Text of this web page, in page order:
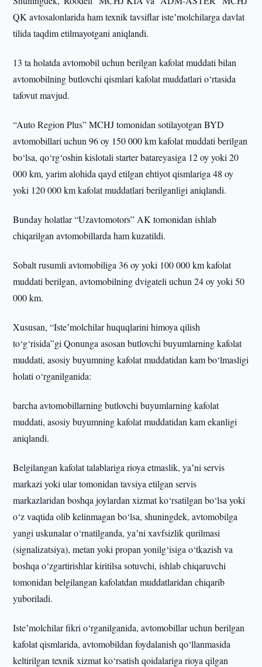
QK avtosalonlarida ham texnik tavsiflar isteʼmolchilarga davlat
tilida taqdim etilmayotgani aniqlandi.
13 ta holatda avtomobil uchun berilgan kafolat muddati bilan
avtomobilning butlovchi qismlari kafolat muddatlari o‘rtasida
tafovut mavjud.
“Auto Region Plus” MCHJ tomonidan sotilayotgan BYD
avtomobillari uchun 96 oy 150 000 km kafolat muddati berilgan
bo‘lsa, qo‘rg‘oshin kislotali starter batareyasiga 12 oy yoki 20
000 km, yarim alohida qayd etilgan ehtiyot qismlariga 48 oy
yoki 120 000 km kafolat muddatlari berilganligi aniqlandi.
Bunday holatlar “Uzavtomotors” AK tomonidan ishlab
chiqarilgan avtomobillarda ham kuzatildi.
Sobalt rusumli avtomobiliga 36 oy yoki 100 000 km kafolat
muddati berilgan, avtomobilning dvigateli uchun 24 oy yoki 50
000 km.
Xususan, “Isteʼmolchilar huquqlarini himoya qilish
to‘g‘risida”gi Qonunga asosan butlovchi buyumlarning kafolat
muddati, asosiy buyumning kafolat muddatidan kam bo‘lmasligi
holati o‘rganilganida:
barcha avtomobillarning butlovchi buyumlarning kafolat
muddati, asosiy buyumning kafolat muddatidan kam ekanligi
aniqlandi.
Belgilangan kafolat talablariga rioya etmaslik, yaʼni servis
markazi yoki ular tomonidan tavsiya etilgan servis
markazlaridan boshqa joylardan xizmat ko‘rsatilgan bo‘lsa yoki
o‘z vaqtida olib kelinmagan bo‘lsa, shuningdek, avtomobilga
yangi uskunalar o‘rnatilganda, yaʼni xavfsizlik qurilmasi
(signalizatsiya), metan yoki propan yonilg‘isiga o‘tkazish va
boshqa o‘zgartirishlar kiritilsa sotuvchi, ishlab chiqaruvchi
tomonidan belgilangan kafolatdan muddatlaridan chiqarib
yuboriladi.
Isteʼmolchilar fikri o‘rganilganida, avtomobillar uchun berilgan
kafolat qismlarida, avtomobildan foydalanish qo‘llanmasida
keltirilgan texnik xizmat ko‘rsatish qoidalariga rioya qilgan